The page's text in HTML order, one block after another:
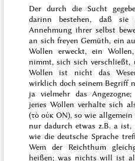
Der durch die Sucht
darinn bestehen, daß
Annehmung ihrer selbst
an sich freyen Gemüth, ein
Wollen erweckt, ein
nimmt, sichsich verschließt,
Wollen ist nicht das
wirklich doch seinem Begriff
ja vielmehr das
jenes Wollen verhalte sich
(τὸ οὐκ ΟΝ), so wie allgemein
nur dadurch etwas z.B. a ist,
wie die deutsche Sprache
Wem der Reichthum
heißen; was nichts will ist